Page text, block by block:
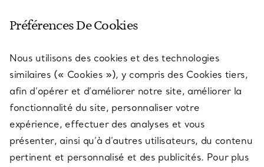
SERVICES
À PROPOS
QUESTIONS LÉGALES
Préférences De Cookies
Nous utilisons des cookies et des technologies
similaires (« Cookies »), y compris des Cookies tiers,
afin d’opérer et d’améliorer notre site, améliorer la
fonctionnalité du site, personnaliser votre
expérience, effectuer des analyses et vous
présenter, ainsi qu’à d’autres utilisateurs, du contenu
pertinent et personnalisé et des publicités. Pour plus